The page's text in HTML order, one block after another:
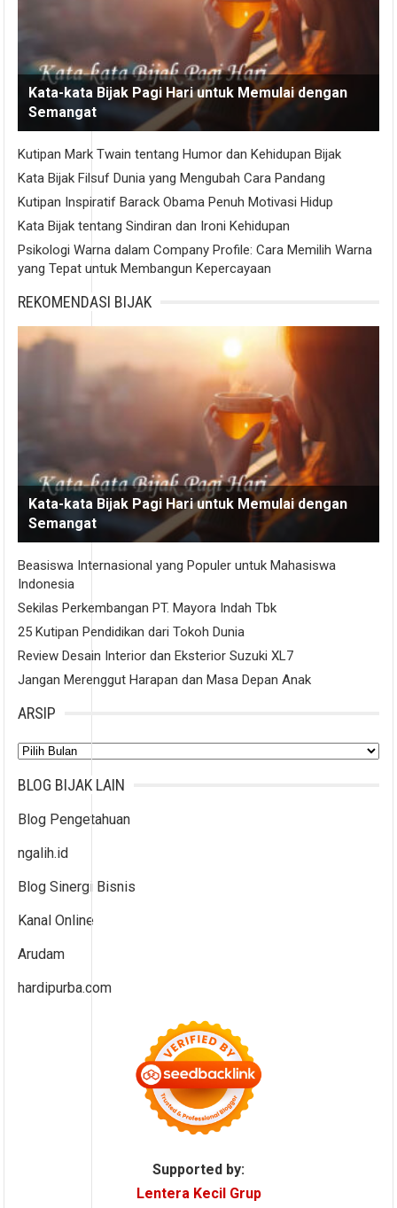
Kata-kata Bijak Pagi Hari untuk Memulai dengan
Semangat
Kutipan Mark Twain tentang Humor dan Kehidupan Bijak
Kata Bijak Filsuf Dunia yang Mengubah Cara Pandang
Kutipan Inspiratif Barack Obama Penuh Motivasi Hidup
Kata Bijak tentang Sindiran dan Ironi Kehidupan
Psikologi Warna dalam Company Profile: Cara Memilih Warna
yang Tepat untuk Membangun Kepercayaan
REKOMENDASI BIJAK
Kata-kata Bijak Pagi Hari untuk Memulai dengan
Semangat
Beasiswa Internasional yang Populer untuk Mahasiswa
Indonesia
Sekilas Perkembangan PT. Mayora Indah Tbk
25 Kutipan Pendidikan dari Tokoh Dunia
Review Desain Interior dan Eksterior Suzuki XL7
Jangan Merenggut Harapan dan Masa Depan Anak
ARSIP
Arsip
BLOG BIJAK LAIN
Blog Pengetahuan
ngalih.id
Blog Sinergi Bisnis
Kanal Online
Arudam
hardipurba.com
Supported by:
Lentera Kecil Grup